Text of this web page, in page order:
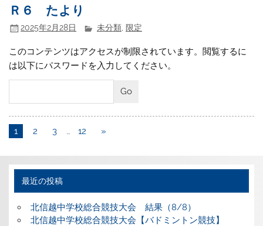
Ｒ６ たより
2025年2月28日 未分類, 限定
このコンテンツはアクセスが制限されています。閲覧するに
は以下にパスワードを入力してください。
1 2 3 … 12 »
最近の投稿
北信越中学校総合競技大会 結果（8/8）
北信越中学校総合競技大会【バドミントン競技】